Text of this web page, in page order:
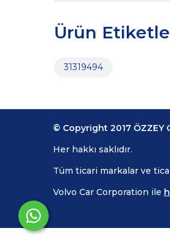
Ürün
31319494
© Copyright 2017 ÖZZEY
Her hakkı saklıdır.
Tüm ticari markalar ve
Volvo Car Corporation ile